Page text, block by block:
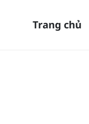
Trang chủ